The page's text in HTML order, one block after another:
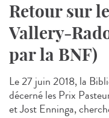
Retour sur
Vallery-
par la BNF)
Le 27 juin 2018, la
décerné les Prix
et Jost Enninga,